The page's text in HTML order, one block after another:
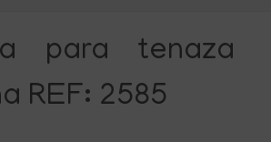
para tenaza
REF: 2585